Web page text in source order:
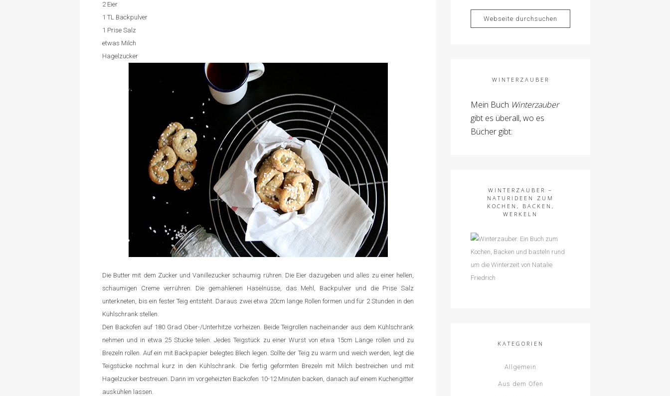
2 Eier
1 TL Backpulver
1 Prise Salz
etwas Milch
Hagelzucker
Die Butter mit dem Zucker und Vanillezucker schaumig rühren. Die Eier dazugeben und alles zu einer hellen,
schaumigen Creme verrühren. Die gemahlenen Haselnüsse, das Mehl, Backpulver und die Prise Salz
unterkneten, bis ein fester Teig entsteht. Daraus zwei etwa 20cm lange Rollen formen und für 2 Stunden in den
Kühlschrank stellen.
Den Backofen auf 180 Grad Ober-/Unterhitze vorheizen. Beide Teigrollen nacheinander aus dem Kühlschrank
nehmen und in etwa 25 Stücke teilen. Jedes Teigstück zu einer Wurst von etwa 15cm Länge rollen und zu
Brezeln rollen. Auf ein mit Backpapier belegtes Blech legen. Sollte der Teig zu warm und weich werden, legt die
Teigstücke nochmal kurz in den Kühlschrank. Die fertig geformten Brezeln mit Milch bestreichen und mit
Hagelzucker bestreuen. Dann im vorgeheizten Backofen 10-12 Minuten backen, danach auf einem Kuchengitter
auskühlen lassen.
WINTERZAUBER
Mein Buch Winterzauber
gibt es überall, wo es
Bücher gibt:
WINTERZAUBER –
NATURIDEEN ZUM
KOCHEN, BACKEN,
WERKELN
KATEGORIEN
Allgemein
Aus dem Ofen